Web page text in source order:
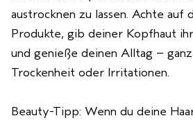
austrocknen zu lassen. Achte auf
Produkte, gib deiner Kopfhaut
und genieße deinen Alltag – ganz
Trockenheit oder Irritationen.
Beauty-Tipp: Wenn du deine